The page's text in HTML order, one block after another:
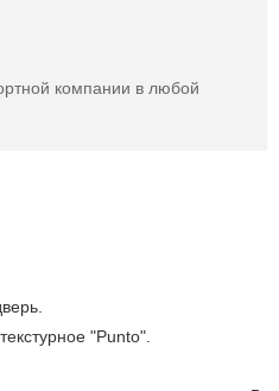
компании в любой
"Punto".